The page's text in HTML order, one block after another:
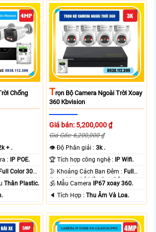
Chống
+ .
⚛️ Công Nghệ Camera : IP POE.
Color 30m
Thân Plastic.
TRọn Bộ Camera Ngoài Trời Xoay
360 Kbvision
Giá bán: 5,200,000 ₫
Giá Gốc: 6,200,000 ₫
👁 Độ Phân giải :3k .
🏆 Tích hợp công nghệ : IP Wifi.
🌛 Khoảng Cách Ban Đêm : Full
Color 30m Có Màu Ban Ðêm.
🕉️ Mẫu Camera IP67 xoay 360.
️🔈 Tích Hợp :Thu Âm Và Loa.